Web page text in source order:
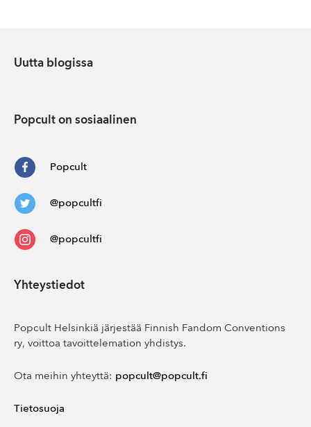
Uutta blogissa
Popcult on sosiaalinen
Popcult
@popcultfi
@popcultfi
Yhteystiedot
Popcult Helsinkiä järjestää Finnish Fandom Conventions
ry, voittoa tavoittelemation yhdistys.
Ota meihin yhteyttä: popcult@popcult.fi
Tietosuoja